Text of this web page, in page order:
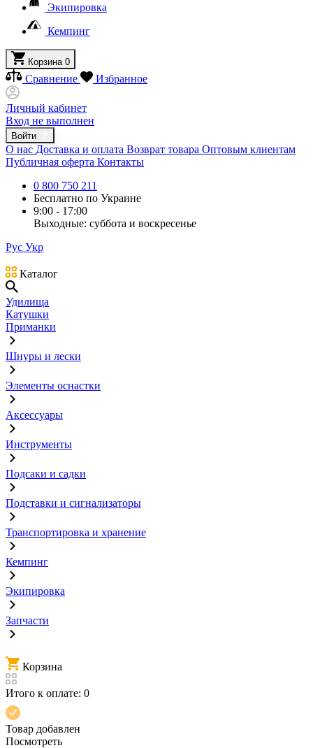
Экипировка
Кемпинг
Корзина 0
Сравнение Избранное
Личный кабинет
Вход не выполнен
Войти
О нас Доставка и оплата Возврат товара Оптовым клиентам
Публичная оферта Контакты
0 800 750 211
Бесплатно по Украине
9:00 - 17:00
Выходные: суббота и воскресенье
Рус Укр
Каталог
Удилища
Катушки
Приманки
Шнуры и лески
Элементы оснастки
Аксессуары
Инструменты
Подсаки и садки
Подставки и сигнализаторы
Транспортировка и хранение
Кемпинг
Экипировка
Запчасти
Корзина
Итого к оплате: 0
Товар добавлен
Посмотреть